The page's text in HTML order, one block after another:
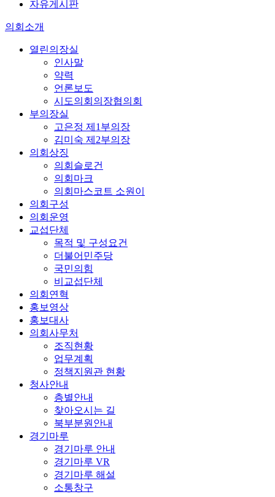
자유게시판
의회소개
열린의장실
인사말
약력
언론보도
시도의회의장협의회
부의장실
고은정 제1부의장
김미숙 제2부의장
의회상징
의회슬로건
의회마크
의회마스코트 소원이
의회구성
의회운영
교섭단체
목적 및 구성요건
더불어민주당
국민의힘
비교섭단체
의회연혁
홍보영상
홍보대사
의회사무처
조직현황
업무계획
정책지원관 현황
청사안내
층별안내
찾아오시는 길
북부분원안내
경기마루
경기마루 안내
경기마루 VR
경기마루 해설
소통창구